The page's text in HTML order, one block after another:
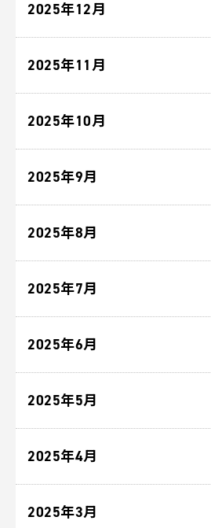
2025年12月
2025年11月
2025年10月
2025年9月
2025年8月
2025年7月
2025年6月
2025年5月
2025年4月
2025年3月